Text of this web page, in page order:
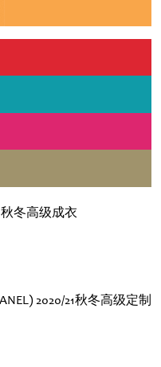
秋冬高级成衣
2020/21秋冬高级定制